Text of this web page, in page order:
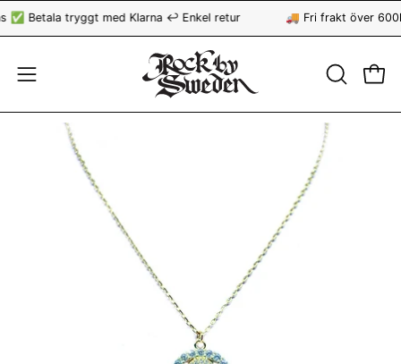
Hoppa
till
Betala tryggt med Klarna ↩️ Enkel retur 🚚 Fri frakt över
Öppna
ÖPPNA
bildvisning